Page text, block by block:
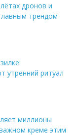
дронов и
трендом
утренний ритуал
миллионы
креме этим